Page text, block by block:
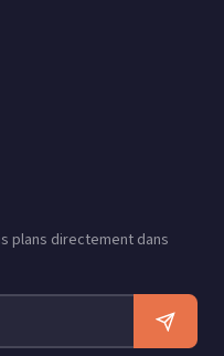
plans directement dans